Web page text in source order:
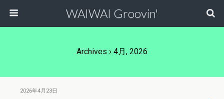
WAIWAI Groovin'
Archives › 4月, 2026
2026年4月23日